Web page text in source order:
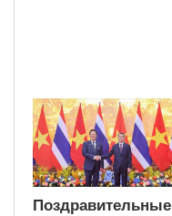
Поздравительные